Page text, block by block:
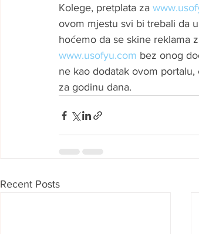
Kolege, pretplata za
ovom mjestu svi bi trebali da
hoćemo da se skine reklama
www.usofyu.com bez onog
ne kao dodatak ovom
za godinu dana.
Recent Posts